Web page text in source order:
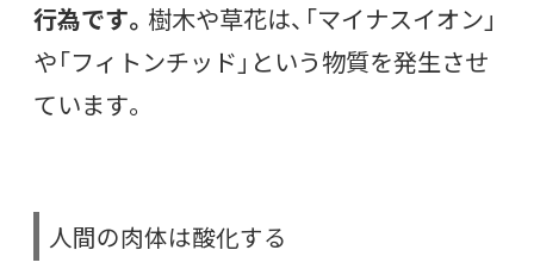
行為です。 樹木や草花は、「マイナスイオン」
や「フィトンチッド」という物質を発生させ
ています。
人間の肉体は酸化する